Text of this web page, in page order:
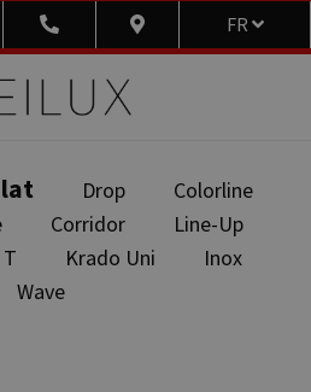
FR
Drop
Colorline
Corridor
Line-Up
Krado Uni
Inox
Wave